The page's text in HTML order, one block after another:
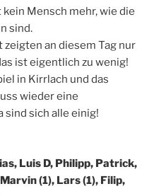
Mensch mehr, wie die
sind.
an diesem Tag nur
ist eigentlich zu wenig!
in Kirrlach und das
wieder eine
sind sich alle einig!
Luis D, Philipp, Patrick,
(1), Lars (1), Filip,